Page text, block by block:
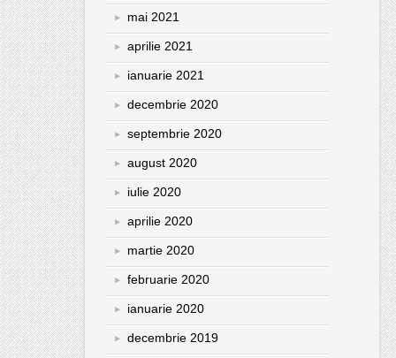
mai 2021
aprilie 2021
ianuarie 2021
decembrie 2020
septembrie 2020
august 2020
iulie 2020
aprilie 2020
martie 2020
februarie 2020
ianuarie 2020
decembrie 2019